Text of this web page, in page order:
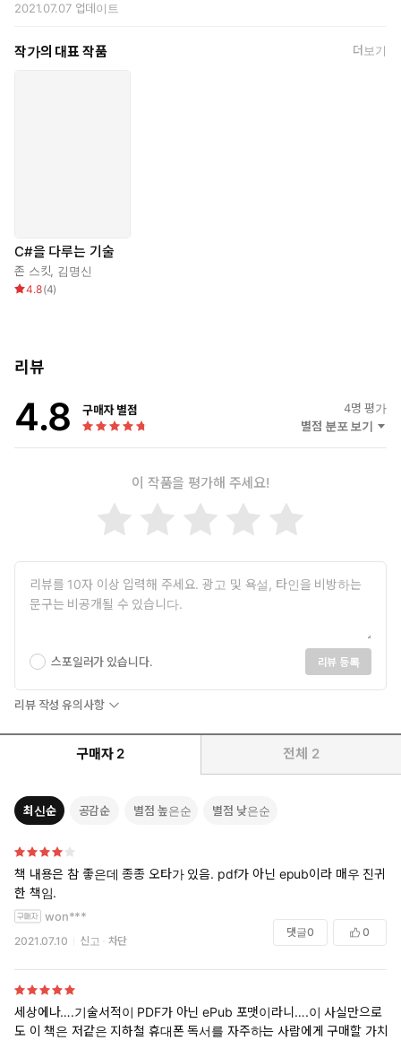
2021.07.07업데이트
작가의 대표 작품 더보기
C#을 다루는 기술
존 스킷, 김명신
4.8(4)
리뷰
4.8 구매자 별점 4명 평가
별점 분포 보기
이 작품을 평가해 주세요!
스포일러가 있습니다. 리뷰 등록
리뷰 작성 유의사항
구매자 2 전체 2
최신순 공감순 별점 높은순 별점 낮은순
책 내용은 참 좋은데 종종 오타가 있음. pdf가 아닌 epub이라 매우 진귀
한 책임.
won***
2021.07.10 신고 차단
댓글0 0
세상에나….기술서적이 PDF가 아닌 ePub 포맷이라니….이 사실만으로
도 이 책은 저같은 지하철 휴대폰 독서를 자주하는 사람에게 구매할 가치